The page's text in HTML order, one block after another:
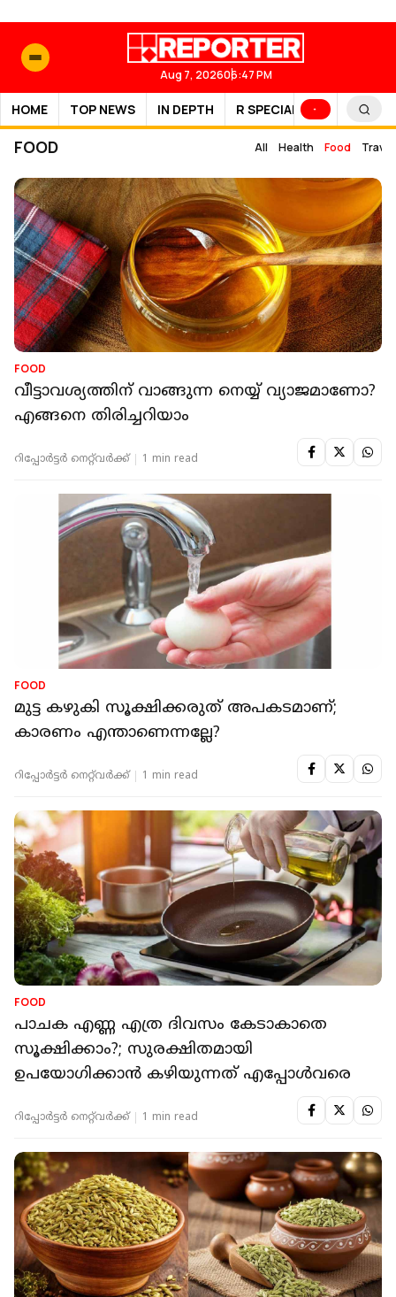
Aug 7, 202606:47 PM
HOME TOP NEWS IN DEPTH R SPECIAL SPORTS
FOOD All Health Food Travel
FOOD
വീട്ടാവശ്യത്തിന് വാങ്ങുന്ന നെയ്യ് വ്യാജമാണോ?
എങ്ങനെ തിരിച്ചറിയാം
റിപ്പോർട്ടർ നെറ്റ്‌വര്‍ക്ക്‌ 1 min read
FOOD
മുട്ട കഴുകി സൂക്ഷിക്കരുത് അപകടമാണ്;
കാരണം എന്താണെന്നല്ലേ?
റിപ്പോർട്ടർ നെറ്റ്‌വര്‍ക്ക്‌ 1 min read
FOOD
പാചക എണ്ണ എത്ര ദിവസം കേടാകാതെ
സൂക്ഷിക്കാം?; സുരക്ഷിതമായി
ഉപയോഗിക്കാന്‍ കഴിയുന്നത് എപ്പോള്‍വരെ
റിപ്പോർട്ടർ നെറ്റ്‌വര്‍ക്ക്‌ 1 min read